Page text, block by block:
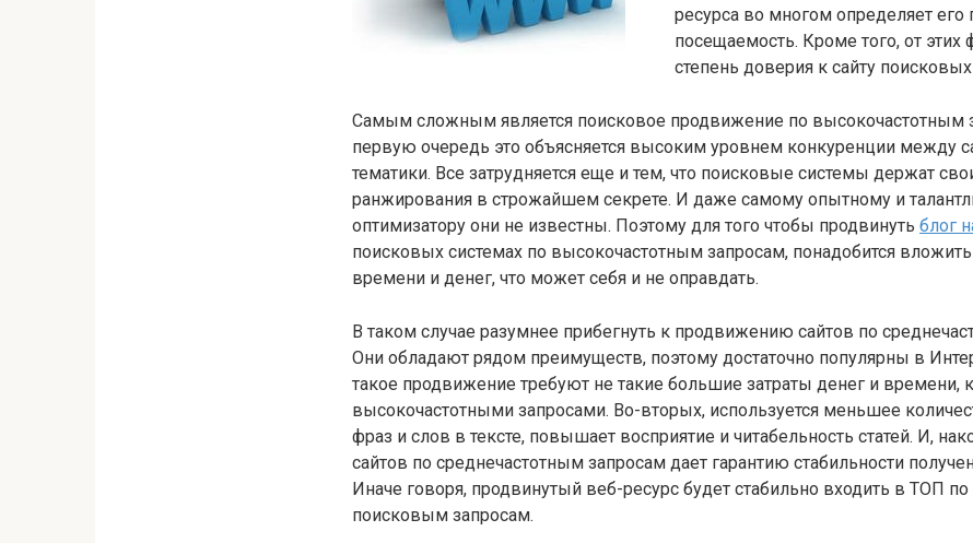
ресурса во многом определяет его
посещаемость. Кроме того, от этих
степень доверия к сайту
Самым сложным является поисковое продвижение по высокочастотным
первую очередь это объясняется высоким уровнем конкуренции между
тематики. Все затрудняется еще и тем, что поисковые системы держат
ранжирования в строжайшем секрете. И даже самому опытному и
оптимизатору они не известны. Поэтому для того чтобы продвинуть блог
поисковых системах по высокочастотным запросам, понадобится
времени и денег, что может себя и не оправдать.
В таком случае разумнее прибегнуть к продвижению сайтов по
Они обладают рядом преимуществ, поэтому достаточно популярны в
такое продвижение требуют не такие большие затраты денег и времени,
высокочастотными запросами. Во-вторых, используется меньшее
фраз и слов в тексте, повышает восприятие и читабельность статей. И,
сайтов по среднечастотным запросам дает гарантию стабильности
Иначе говоря, продвинутый веб-ресурс будет стабильно входить в ТОП
поисковым запросам.